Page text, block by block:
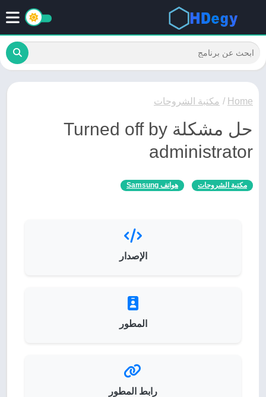
Home
/ مكتبة الشروحات
حل مشكلة Turned off by
administrator
مكتبة الشروحات هواتف Samsung
الإصدار
المطور
رابط المطور